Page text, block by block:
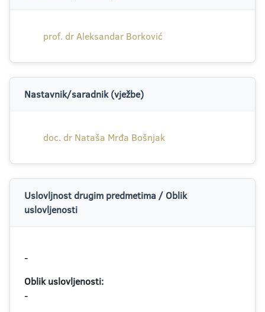
prof. dr Aleksandar Borković
Nastavnik/saradnik (vježbe)
doc. dr Nataša Mrđa Bošnjak
Uslovljnost drugim predmetima / Oblik
uslovljenosti
-
Oblik uslovljenosti:
-